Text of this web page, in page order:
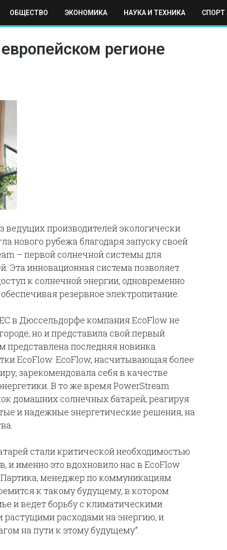
ОБЩЕСТВО ЭКОНОМИКА НАУКА И ТЕХНИКА СПОРТ
СПОРТ МОСКВА РЕГИОНЫ МИР
регионе
производителей экологически
нового рубежа благодаря запуску своей
– первой солнечной системы для
Эта инновационная система позволяет
к солнечной энергии, одновременно
резервное электропитание.
в Дюссельдорфе компания EcoFlow не
но и представила свой первый
представлена последняя новинка
EcoFlow. EcoFlow, насчитывающая более
зарекомендовала себя в качестве
В то же время PowerStream
домашних солнечных батарей, реагируя
и надежные энергетические решения, на
стали критической необходимостью
и именно это вдохновило нас в EcoFlow
Партика, менеджер по коммуникациям
к такому будущему, в котором
и ведет борьбу с климатическими
расходами на энергию, и
на пути к этому будущему”.